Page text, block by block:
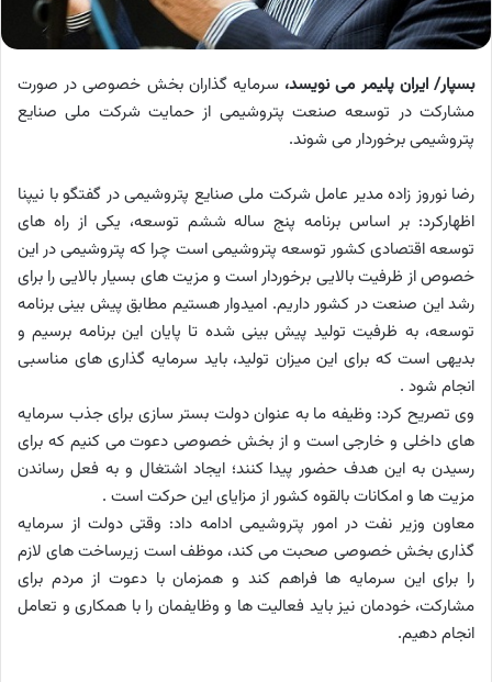
بسپار/ ایران پلیمر می نویسد، سرمایه گذاران بخش خصوصی در صورت
مشارکت در توسعه صنعت پتروشیمی از حمایت شرکت ملی صنایع
پتروشیمی برخوردار می شوند.
رضا نوروز زاده مدیر عامل شرکت ملی صنایع پتروشیمی در گفتگو با نیپنا
اظهارکرد: بر اساس برنامه پنج ساله ششم توسعه، یکی از راه های
توسعه اقتصادی کشور توسعه پتروشیمی است چرا که پتروشیمی در این
خصوص از ظرفیت بالایی برخوردار است و مزیت های بسیار بالایی را برای
رشد این صنعت در کشور داریم. امیدوار هستیم مطابق پیش بینی برنامه
توسعه، به ظرفیت تولید پیش بینی شده تا پایان این برنامه برسیم و
بدیهی است که برای این میزان تولید، باید سرمایه گذاری های مناسبی
انجام شود .
وی تصریح کرد: وظیفه ما به عنوان دولت بستر سازی برای جذب سرمایه
های داخلی و خارجی است و از بخش خصوصی دعوت می کنیم که برای
رسیدن به این هدف حضور پیدا کنند؛ ایجاد اشتغال و به فعل رساندن
مزیت ها و امکانات بالقوه کشور از مزایای این حرکت است .
معاون وزیر نفت در امور پتروشیمی ادامه داد: وقتی دولت از سرمایه
گذاری بخش خصوصی صحبت می کند، موظف است زیرساخت های لازم
را برای این سرمایه ها فراهم کند و همزمان با دعوت از مردم برای
مشارکت، خودمان نیز باید فعالیت ها و وظایفمان را با همکاری و تعامل
انجام دهیم.